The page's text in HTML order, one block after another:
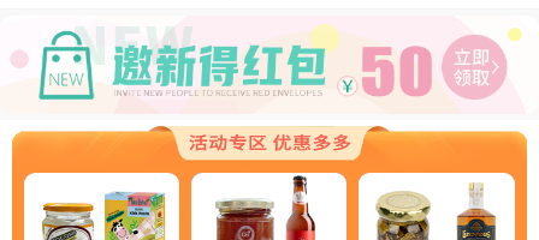
匠心打造的无盐健康新主张
有谷健康 | PIKOBELLO牌儿童意面：健康与美味的完
美结合
探寻黑钻奥秘：有谷健康与塞尔维亚黑松露的完美邂
逅
探秘塞尔维亚黑松露：舌尖上的黑钻石
品味卓越，OE 中欧有机双认证红酒的独特魅力
品味拉克索威斯威士忌，邂逅独特酒韵